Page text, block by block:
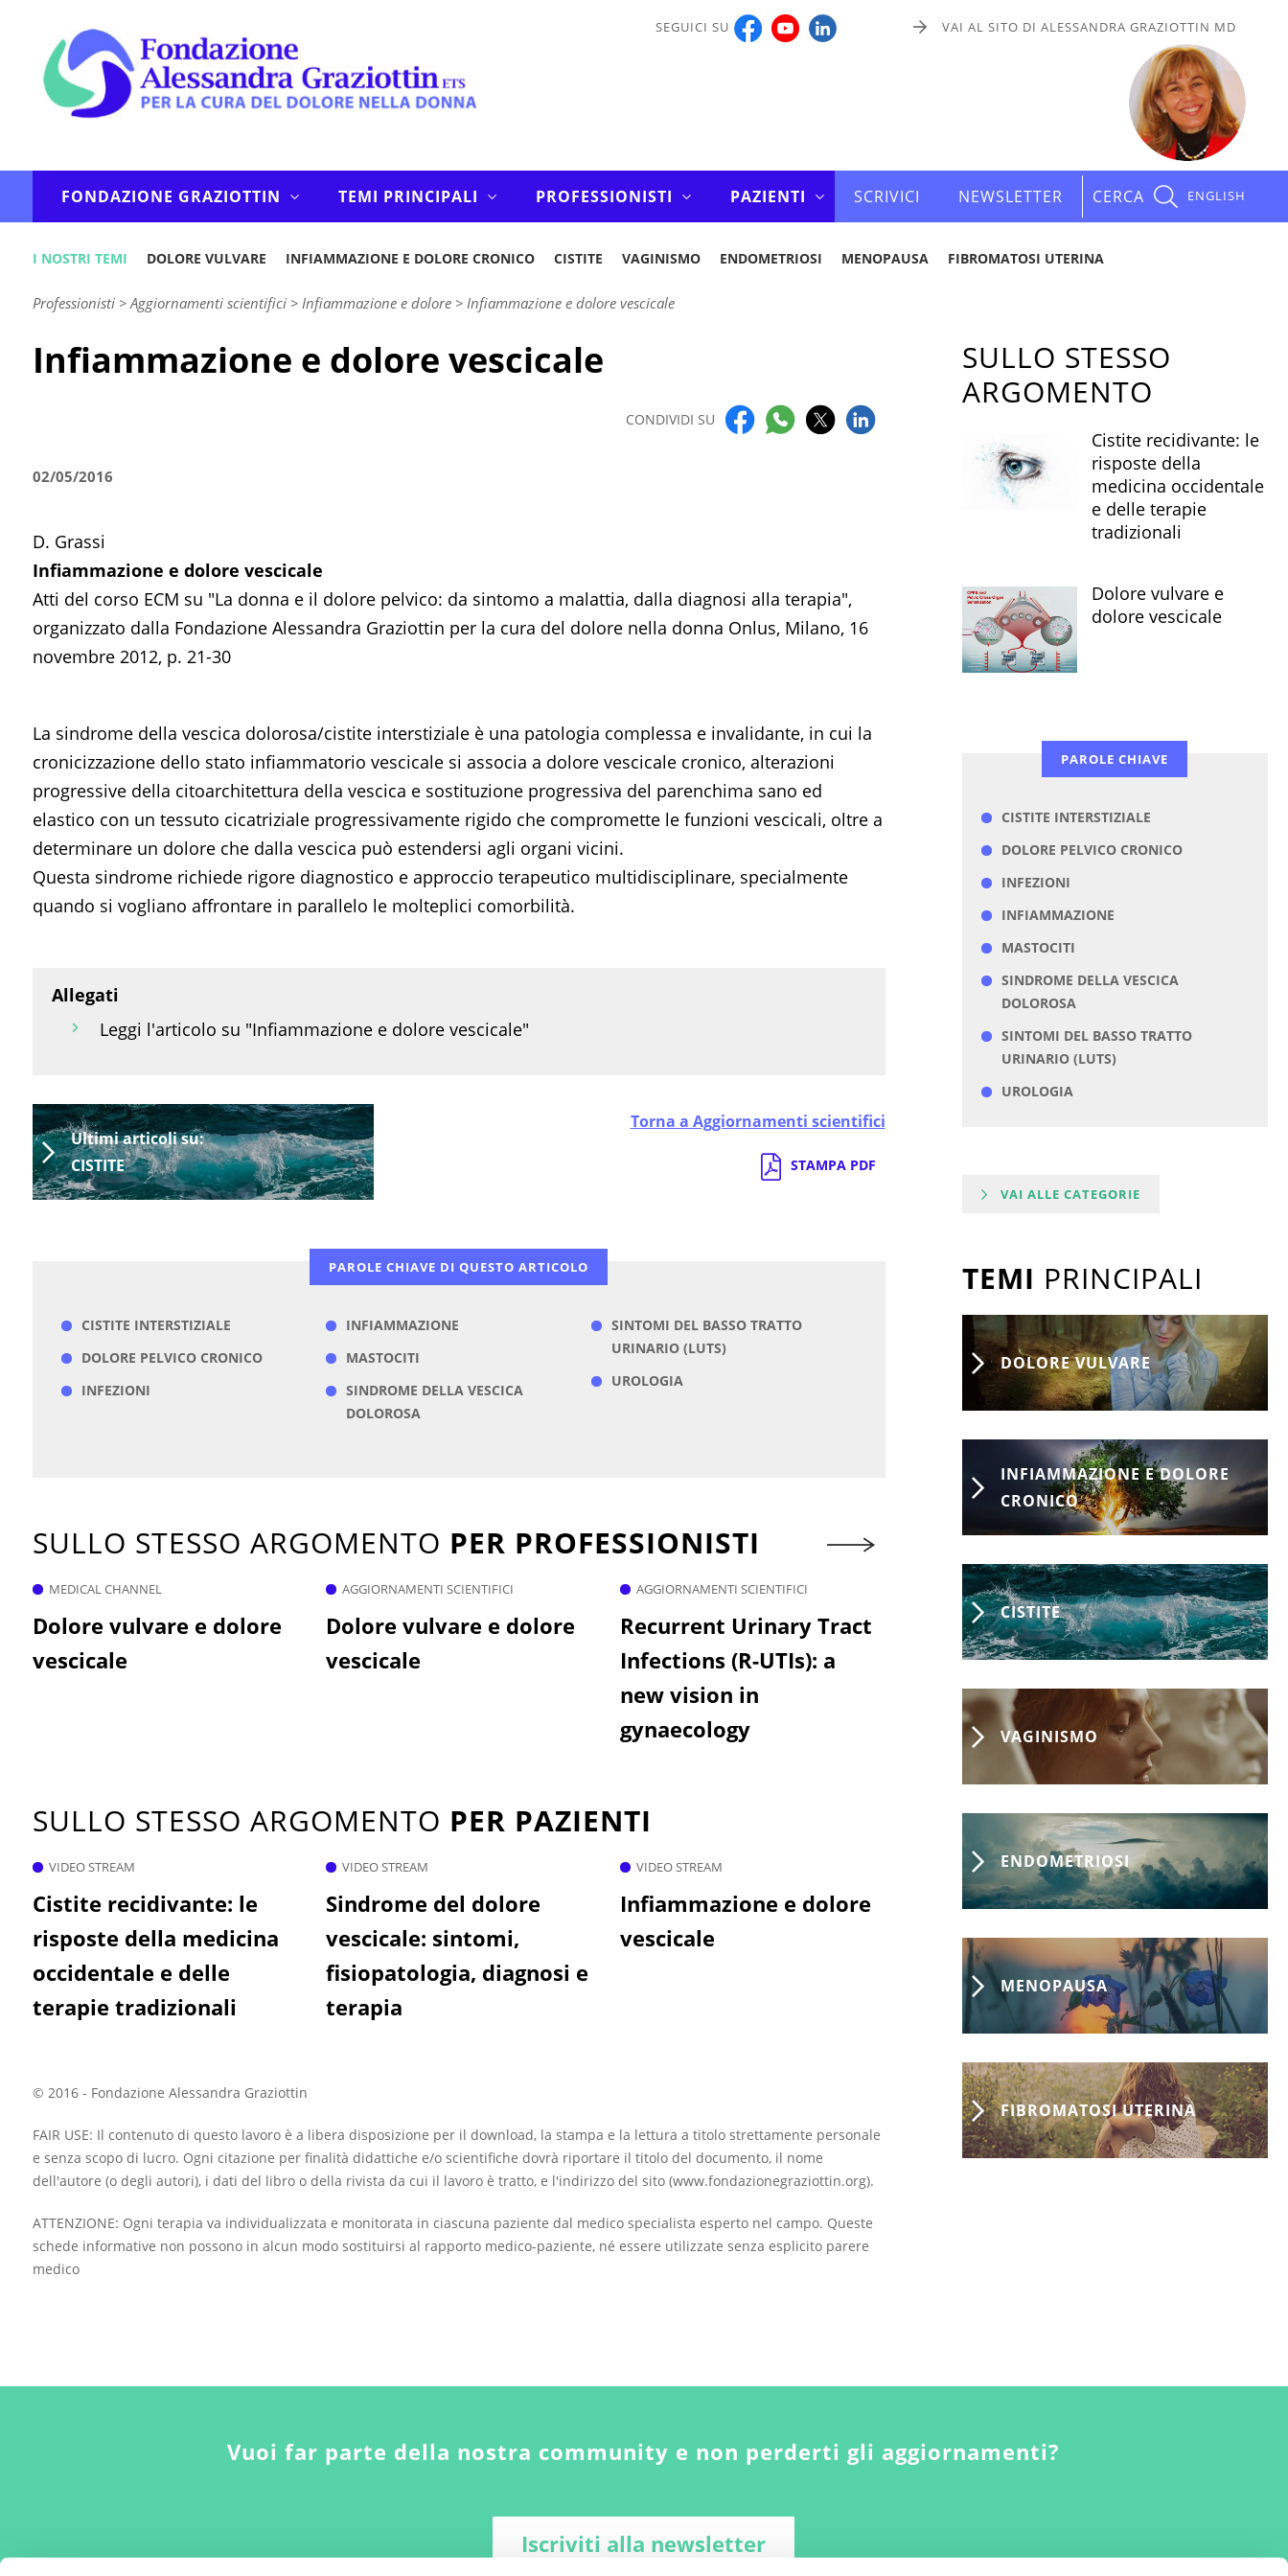
SEGUICI SU VAI AL SITO DI ALESSANDRA GRAZIOTTIN MD
FONDAZIONE GRAZIOTTIN TEMI PRINCIPALI PROFESSIONISTI PAZIENTI SCRIVICI NEWSLETTER CERCA ENGLISH
I NOSTRI TEMI DOLORE VULVARE INFIAMMAZIONE E DOLORE CRONICO CISTITE VAGINISMO ENDOMETRIOSI MENOPAUSA FIBROMATOSI UTERINA
Professionisti>Aggiornamenti scientifici > Infiammazione e dolore> Infiammazione e dolore vescicale
Infiammazione e dolore vescicale
CONDIVIDI SU
02/05/2016
D. Grassi
Infiammazione e dolore vescicale
Atti del corso ECM su "La donna e il dolore pelvico: da sintomo a malattia, dalla diagnosi alla terapia",
organizzato dalla Fondazione Alessandra Graziottin per la cura del dolore nella donna Onlus, Milano, 16
novembre 2012, p. 21-30
La sindrome della vescica dolorosa/cistite interstiziale è una patologia complessa e invalidante, in cui la
cronicizzazione dello stato infiammatorio vescicale si associa a dolore vescicale cronico, alterazioni
progressive della citoarchitettura della vescica e sostituzione progressiva del parenchima sano ed
elastico con un tessuto cicatriziale progressivamente rigido che compromette le funzioni vescicali, oltre a
determinare un dolore che dalla vescica può estendersi agli organi vicini.
Questa sindrome richiede rigore diagnostico e approccio terapeutico multidisciplinare, specialmente
quando si vogliano affrontare in parallelo le molteplici comorbilità.
Allegati
Leggi l'articolo su "Infiammazione e dolore vescicale"
Ultimi articoli su:
CISTITE
Torna a Aggiornamenti scientifici
STAMPA PDF
PAROLE CHIAVE DI QUESTO ARTICOLO
CISTITE INTERSTIZIALE
DOLORE PELVICO CRONICO
INFEZIONI
INFIAMMAZIONE
MASTOCITI
SINDROME DELLA VESCICA
DOLOROSA
SINTOMI DEL BASSO TRATTO
URINARIO (LUTS)
UROLOGIA
SULLO STESSO ARGOMENTO PER PROFESSIONISTI
MEDICAL CHANNEL
Dolore vulvare e dolore
vescicale
AGGIORNAMENTI SCIENTIFICI
Dolore vulvare e dolore
vescicale
AGGIORNAMENTI SCIENTIFICI
Recurrent Urinary Tract
Infections (R-UTIs): a
new vision in
gynaecology
AGGIORNAMENTI SCIENTIFICI
Dolore pelvico cronico:
mastociti e
fisiopatologia delle
comorbilità
SULLO STESSO ARGOMENTO PER PAZIENTI
VIDEO STREAM
Cistite recidivante: le
risposte della medicina
occidentale e delle
terapie tradizionali
VIDEO STREAM
Sindrome del dolore
vescicale: sintomi,
fisiopatologia, diagnosi e
terapia
VIDEO STREAM
Infiammazione e dolore
vescicale
© 2016 - Fondazione Alessandra Graziottin
FAIR USE: Il contenuto di questo lavoro è a libera disposizione per il download, la stampa e la lettura a titolo strettamente personale
e senza scopo di lucro. Ogni citazione per finalità didattiche e/o scientifiche dovrà riportare il titolo del documento, il nome
dell'autore (o degli autori), i dati del libro o della rivista da cui il lavoro è tratto, e l'indirizzo del sito (www.fondazionegraziottin.org).
ATTENZIONE: Ogni terapia va individualizzata e monitorata in ciascuna paziente dal medico specialista esperto nel campo. Queste
schede informative non possono in alcun modo sostituirsi al rapporto medico-paziente, né essere utilizzate senza esplicito parere
medico
SULLO STESSO
ARGOMENTO
Cistite recidivante: le
risposte della
medicina occidentale
e delle terapie
tradizionali
Dolore vulvare e
dolore vescicale
PAROLE CHIAVE
CISTITE INTERSTIZIALE
DOLORE PELVICO CRONICO
INFEZIONI
INFIAMMAZIONE
MASTOCITI
SINDROME DELLA VESCICA
DOLOROSA
SINTOMI DEL BASSO TRATTO
URINARIO (LUTS)
UROLOGIA
VAI ALLE CATEGORIE
TEMI PRINCIPALI
DOLORE VULVARE
INFIAMMAZIONE E DOLORE
CRONICO
CISTITE
VAGINISMO
ENDOMETRIOSI
MENOPAUSA
FIBROMATOSI UTERINA
Vuoi far parte della nostra community e non perderti gli aggiornamenti?
Iscriviti alla newsletter